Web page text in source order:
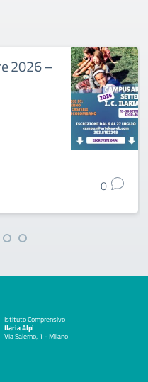
2026 –
0
Istituto Comprensivo
Ilaria Alpi
Via Salerno, 1 - Milano
— Visita la pagina iniziale della scuola